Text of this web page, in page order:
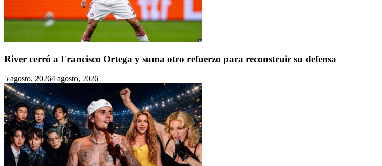
River cerró a Francisco Ortega y suma otro refuerzo para reconstruir su defensa
5 agosto, 20264 agosto, 2026